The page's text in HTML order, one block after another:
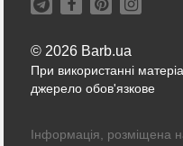
© 2026 Barb.ua
При використанні
джерело обов'язкове
Інформація, розміщена